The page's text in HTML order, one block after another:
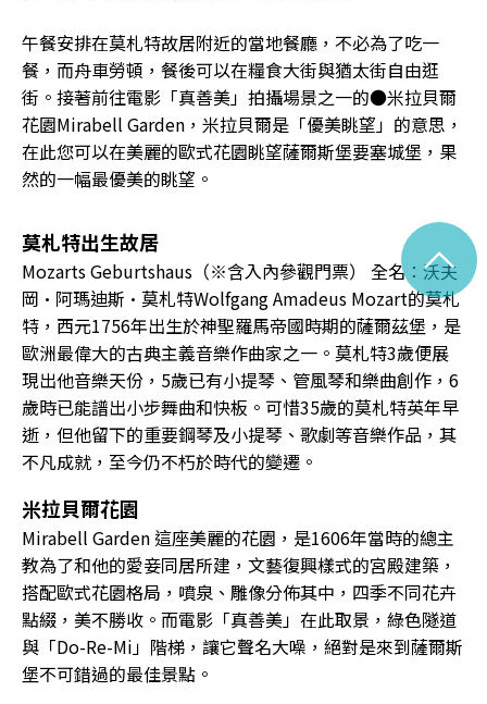
午餐安排在莫札特故居附近的當地餐廳，不必為了吃一
餐，而舟車勞頓，餐後可以在糧食大街與猶太街自由逛
街。接著前往電影「真善美」拍攝場景之一的●米拉貝爾
花園Mirabell Garden，米拉貝爾是「優美眺望」的意思，
在此您可以在美麗的歐式花園眺望薩爾斯堡要塞城堡，果
然的一幅最優美的眺望。
莫札特出生故居
Mozarts Geburtshaus（※含入內參觀門票） 全名：沃夫
岡•阿瑪迪斯•莫札特Wolfgang Amadeus Mozart的莫札
特，西元1756年出生於神聖羅馬帝國時期的薩爾茲堡，是
歐洲最偉大的古典主義音樂作曲家之一。莫札特3歲便展
現出他音樂天份，5歲已有小提琴、管風琴和樂曲創作，6
歲時已能譜出小步舞曲和快板。可惜35歲的莫札特英年早
逝，但他留下的重要鋼琴及小提琴、歌劇等音樂作品，其
不凡成就，至今仍不朽於時代的變遷。
米拉貝爾花園
Mirabell Garden 這座美麗的花園，是1606年當時的總主
教為了和他的愛妾同居所建，文藝復興樣式的宮殿建築，
搭配歐式花園格局，噴泉、雕像分佈其中，四季不同花卉
點綴，美不勝收。而電影「真善美」在此取景，綠色隧道
與「Do-Re-Mi」階梯，讓它聲名大噪，絕對是來到薩爾斯
堡不可錯過的最佳景點。
^